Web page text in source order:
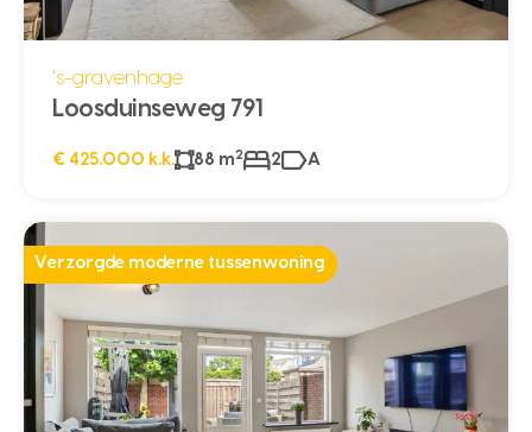
's-gravenhage
Loosduinseweg 791
€ 425.000 k.k. 88 m2 2 A
Verzorgde moderne tussenwoning